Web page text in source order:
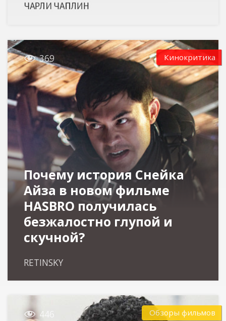
 369 Кинокритика
Почему история Снейка
Айза в новом фильме
HASBRO получилась
безжалостно глупой и
скучной?
RETINSKY
 446 Обзоры фильмов